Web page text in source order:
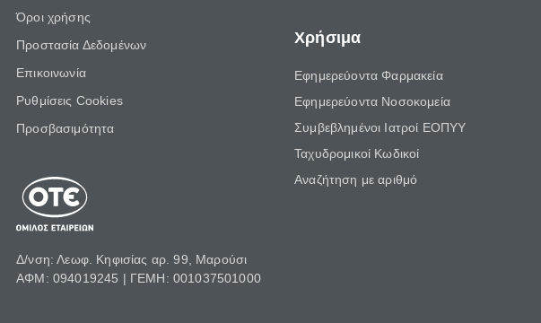
Όροι χρήσης
Προστασία Δεδομένων
Επικοινωνία
Ρυθμίσεις Cookies
Προσβασιμότητα
Δ/νση: Λεωφ. Κηφισίας αρ. 99, Μαρούσι
ΑΦΜ: 094019245 | ΓΕΜΗ: 001037501000
Χρήσιμα
Εφημερεύοντα Φαρμακεία
Εφημερεύοντα Νοσοκομεία
Συμβεβλημένοι Ιατροί ΕΟΠΥΥ
Ταχυδρομικοί Κωδικοί
Αναζήτηση με αριθμό